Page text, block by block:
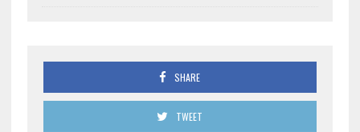
SHARE
TWEET